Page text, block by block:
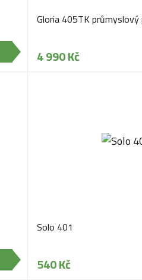
Gloria 405TK
4 990 Kč
Solo 401
540 Kč